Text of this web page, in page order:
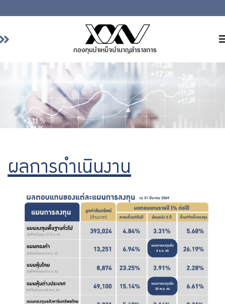
เกี่ยวกับ กบข.
บริการสมาชิก
ลงทุน
การบริหารความเสี่ยง
รายงานผลการดำเนินงาน
ข่าวสารและกิจกรรม
จัดซื้อจัดจ้าง
บริการเจ้าหน้าที่ส่วนราชการ
ร่วมงานกับเรา
ติดต่อเรา
ผลการดำเนินงาน